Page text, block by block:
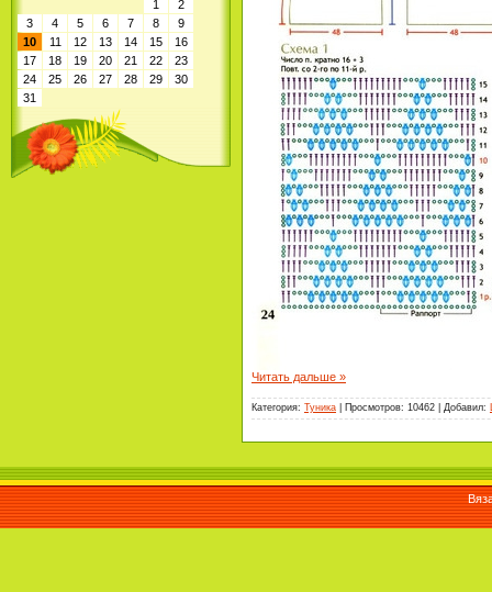
1
2
3
4 5 6 7 8
9
10
11 12 13 14 15
16
17
18 19 20 21 22
23
24
25 26 27 28 29
30
31
Читать дальше »
Категория: Туника Просмотров: 10462 Добавил: